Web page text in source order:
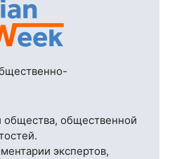
общественной
экспертов,